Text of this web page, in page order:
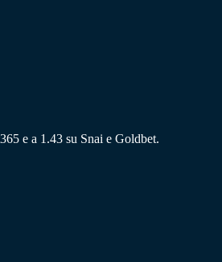
e a 1.43 su Snai e Goldbet.